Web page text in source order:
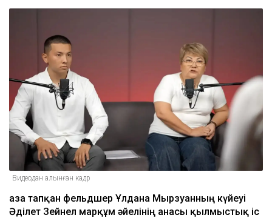
Видеодан алынған кадр
Қаза тапқан фельдшер Ұлдана Мырзуанның күйеуі
Әділет Зейнел марқұм әйелінің анасы қылмыстық іс